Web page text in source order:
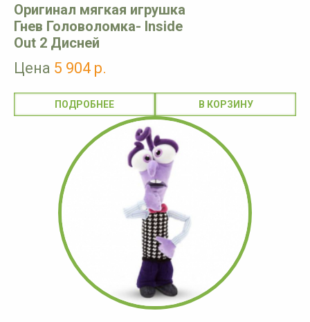
Оригинал мягкая игрушка
Гнев Головоломка- Inside
Out 2 Дисней
Цена 5 904 р.
ПОДРОБНЕЕ